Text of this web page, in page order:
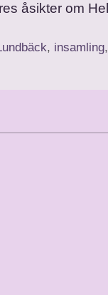
åsikter om
, insamling